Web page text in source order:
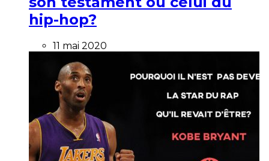
hip-hop?
11 mai 2020